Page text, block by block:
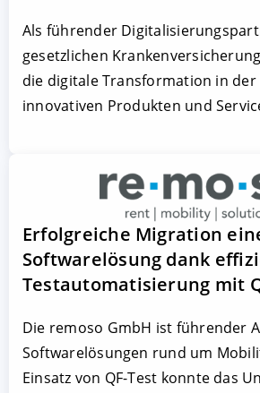
Als führender
gesetzlichen
die digitale Transformation in
innovativen Produkten und
Erfolgreiche Migration
Softwarelösung dank
Testautomatisierung mit
Die remoso GmbH ist führender
Softwarelösungen rund um
Einsatz von QF-Test konnte das